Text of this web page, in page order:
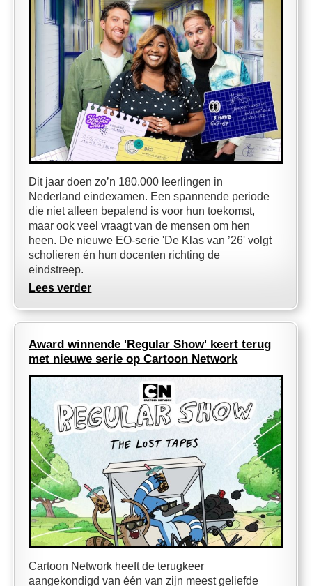
Dit jaar doen zo’n 180.000 leerlingen in
Nederland eindexamen. Een spannende periode
die niet alleen bepalend is voor hun toekomst,
maar ook veel vraagt van de mensen om hen
heen. De nieuwe EO-serie 'De Klas van ’26' volgt
scholieren én hun docenten richting de
eindstreep.
Lees verder
Award winnende 'Regular Show' keert terug
met nieuwe serie op Cartoon Network
Cartoon Network heeft de terugkeer
aangekondigd van één van zijn meest geliefde